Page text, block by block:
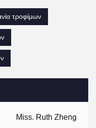
Miss. Ruth Zheng
τροφίμων